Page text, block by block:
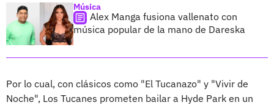
Música
Alex Manga fusiona vallenato con
música popular de la mano de Dareska
Por lo cual, con clásicos como "El Tucanazo" y "Vivir de
Noche", Los Tucanes prometen bailar a Hyde Park en un